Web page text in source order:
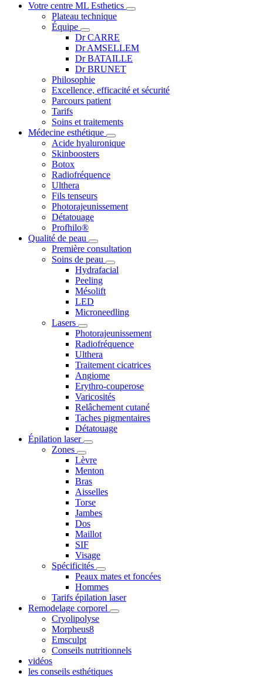
Votre centre ML Esthetics
Plateau technique
Équipe
Dr CARRE
Dr AMSELLEM
Dr BATAILLE
Dr BRUNET
Philosophie
Excellence, efficacité et sécurité
Parcours patient
Tarifs
Soins et traitements
Médecine esthétique
Acide hyaluronique
Skinboosters
Botox
Radiofréquence
Ulthera
Fils tenseurs
Photorajeunissement
Détatouage
Profhilo®
Qualité de peau
Première consultation
Soins de peau
Hydrafacial
Peeling
Mésolift
LED
Microneedling
Lasers
Photorajeunissement
Radiofréquence
Ulthera
Traitement cicatrices
Angiome
Erythro-couperose
Varicosités
Relâchement cutané
Taches pigmentaires
Détatouage
Épilation laser
Zones
Lèvre
Menton
Bras
Aisselles
Torse
Jambes
Dos
Maillot
SIF
Visage
Spécificités
Peaux mates et foncées
Hommes
Tarifs épilation laser
Remodelage corporel
Cryolipolyse
Morpheus8
Emsculpt
Conseils nutritionnels
vidéos
les conseils esthétiques